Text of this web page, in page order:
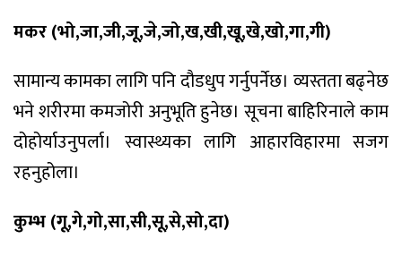
मकर (भो,जा,जी,जू,जे,जो,ख,खी,खू,खे,खो,गा,गी)
सामान्य कामका लागि पनि दौडधुप गर्नुपर्नेछ। व्यस्तता बढ्नेछ
भने शरीरमा कमजोरी अनुभूति हुनेछ। सूचना बाहिरिनाले काम
दोहोर्याउनुपर्ला। स्वास्थ्यका लागि आहारविहारमा सजग
रहनुहोला।
कुम्भ (गू,गे,गो,सा,सी,सू,से,सो,दा)